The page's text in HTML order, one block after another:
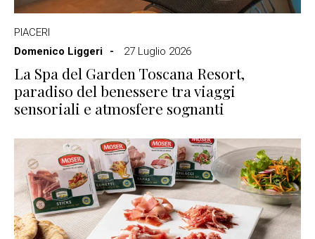
PIACERI
Domenico Liggeri
27 Luglio 2026
La Spa del Garden Toscana Resort,
paradiso del benessere tra viaggi
sensoriali e atmosfere sognanti